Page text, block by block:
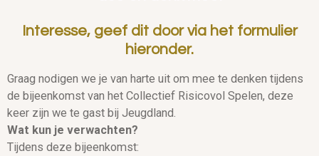
Interesse, geef dit door via het formulier
hieronder.
Graag nodigen we je van harte uit om mee te denken tijdens
de bijeenkomst van het Collectief Risicovol Spelen, deze
keer zijn we te gast bij Jeugdland.
Wat kun je verwachten?
Tijdens deze bijeenkomst: